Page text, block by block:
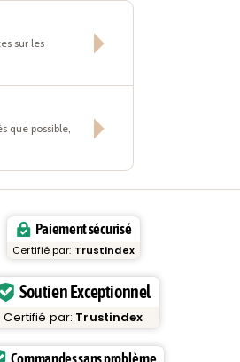
sur les
que possible,
Paiement sécurisé
Certifié par: Trustindex
Soutien Exceptionnel
Certifié par: Trustindex
Commandes sans problème